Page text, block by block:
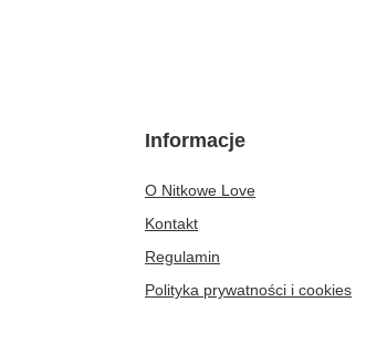
Informacje
O Nitkowe Love
Kontakt
Regulamin
Polityka prywatności i cookies